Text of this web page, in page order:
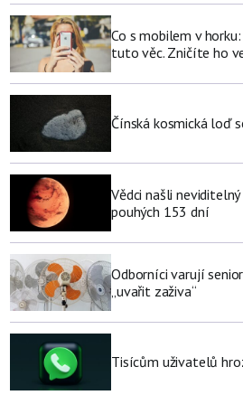
Co s mobilem v
tuto věc. Zničíte ho
Čínská kosmická loď
Vědci našli
pouhých 153 dní
Odborníci varují
„uvařit zaživa“
Tisícům uživatelů